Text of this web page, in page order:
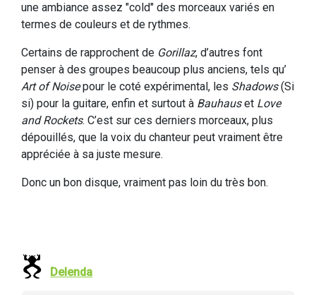
une ambiance assez "cold" des morceaux variés en
termes de couleurs et de rythmes.
Certains de rapprochent de Gorillaz, d’autres font
penser à des groupes beaucoup plus anciens, tels qu’
Art of Noisepour le coté expérimental, les Shadows(Si
si) pour la guitare, enfin et surtout à Bauhauset Love
and Rockets. C’est sur ces derniers morceaux, plus
dépouillés, que la voix du chanteur peut vraiment être
appréciée à sa juste mesure.
Donc un bon disque, vraiment pas loin du très bon.
Delenda